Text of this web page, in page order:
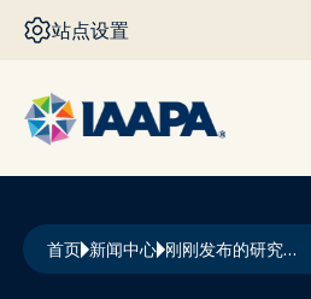
跳转到主要内容
站点设置
面包屑
首页 新闻中心 刚刚发布的研究报告揭示了景点业对中东地区的经济影响